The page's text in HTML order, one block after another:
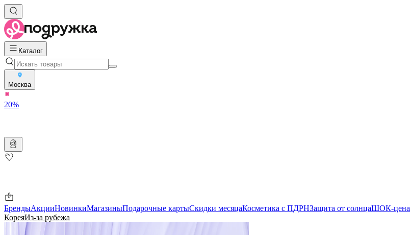
Каталог
Москва
20%
БрендыАкцииНовинкиМагазиныПодарочные картыСкидки месяцаКосметика с ПДРНЗащита от солнцаШОК-цена
КореяИз-за рубежа